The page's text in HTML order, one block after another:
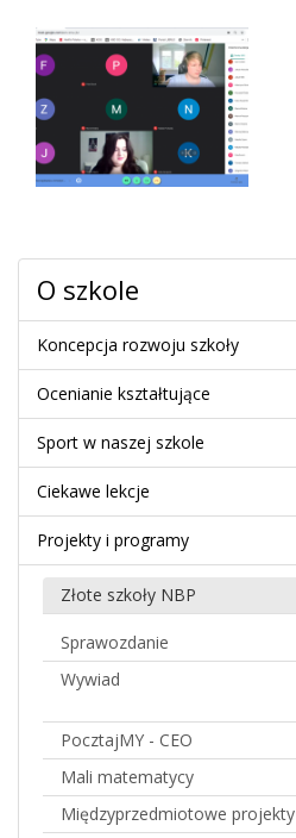
O szkole
Koncepcja rozwoju szkoły
Ocenianie kształtujące
Sport w naszej szkole
Ciekawe lekcje
Projekty i programy
Złote szkoły NBP
Sprawozdanie
Wywiad
PocztajMY - CEO
Mali matematycy
Międzyprzedmiotowe projekty